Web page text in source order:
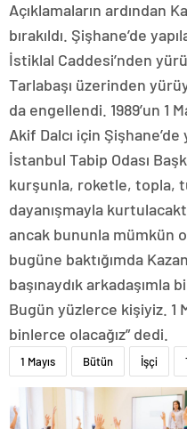
Açıklamaların ardından
bırakıldı. Şişhane’de
İstiklal Caddesi’nden
Tarlabaşı üzerinden
da engellendi. 1989’un 1
Akif Dalcı için
İstanbul Tabip Odası
kurşunla, roketle, topla,
dayanışmayla
ancak bununla mümkün
bugüne baktığımda
başınaydık arkadaşımla
Bugün yüzlerce kişiyiz. 1
binlerce olacağız” dedi.
1 Mayıs Bütün İşçi